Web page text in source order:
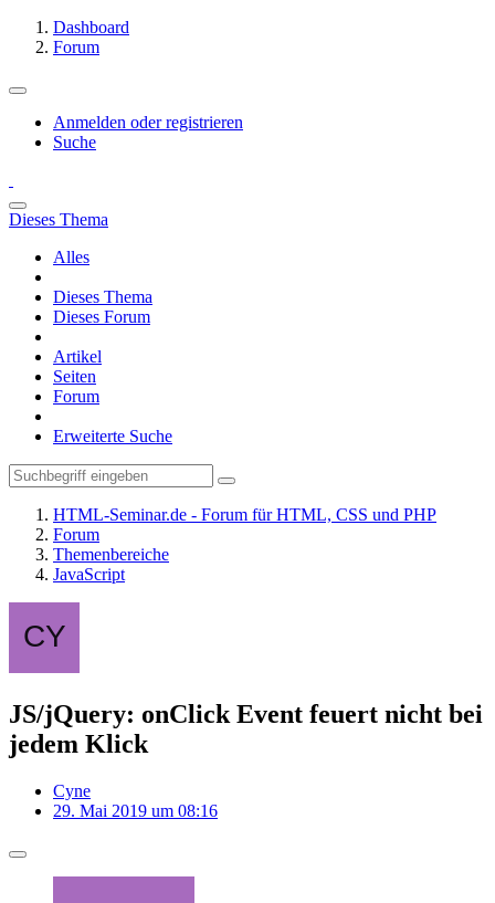
Dashboard
Forum
Anmelden oder registrieren
Suche
Dieses Thema
Alles
Dieses Thema
Dieses Forum
Artikel
Seiten
Forum
Erweiterte Suche
HTML-Seminar.de - Forum für HTML, CSS und PHP
Forum
Themenbereiche
JavaScript
JS/jQuery: onClick Event feuert nicht bei
jedem Klick
Cyne
29. Mai 2019 um 08:16